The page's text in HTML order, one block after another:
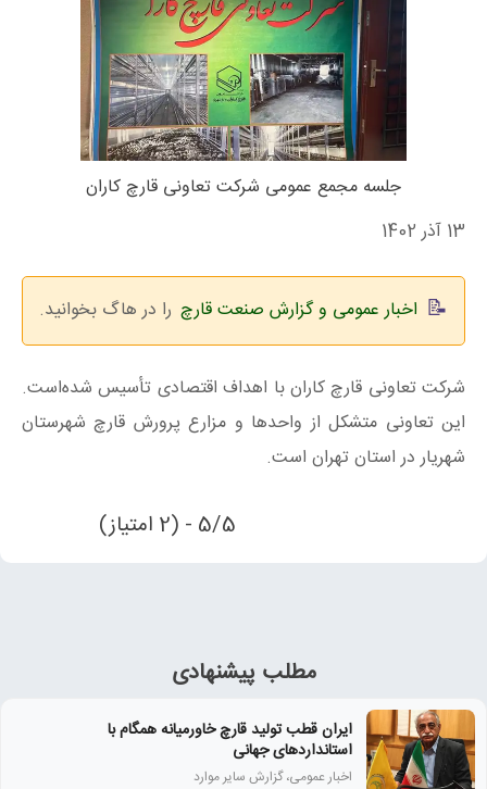
جلسه مجمع عمومی شرکت تعاونی قارچ کاران
13 آذر 1402
اخبار عمومی و گزارش صنعت قارچ را در هاگ بخوانید.
شرکت تعاونی قارچ کاران با اهداف اقتصادی تأسیس شده‌است.
این تعاونی متشکل از واحدها و مزارع پرورش قارچ شهرستان
شهریار در استان تهران است.
5/5 - (2 امتیاز)
مطلب پیشنهادی
ایران قطب تولید قارچ خاورمیانه همگام با
استانداردهای جهانی
اخبار عمومی، گزارش سایر موارد